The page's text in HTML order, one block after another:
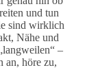
und tun
sind wirklich
Nähe und
–
an, höre zu,